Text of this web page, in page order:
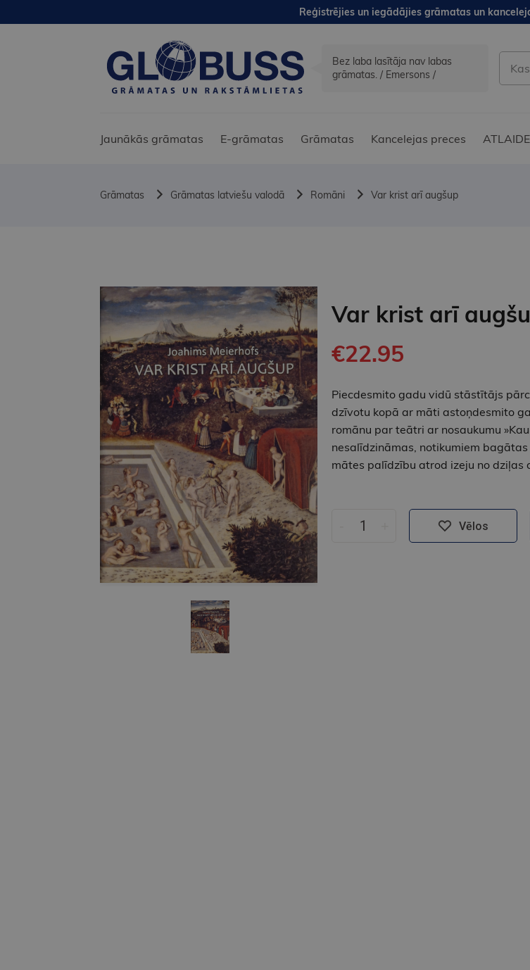
Reģistrējies un iegādājies grāmatas un
Bez laba lasītāja nav labas
grāmatas. / Emersons /
Jaunākās grāmatas E-grāmatas Grāmatas Kancelejas preces
Grāmatas Grāmatas latviešu valodā Romāni Var krist arī augšup
Var krist arī
€22.95
Piecdesmito gadu vidū stāstītājs
dzīvotu kopā ar māti astoņdesmito
romānu par teātri ar nosaukumu
nesalīdzināmas, notikumiem
mātes palīdzību atrod izeju no dziļas
Vēlos